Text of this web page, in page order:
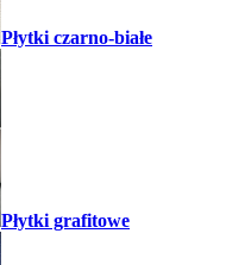
Płytki czarno-białe
Płytki grafitowe